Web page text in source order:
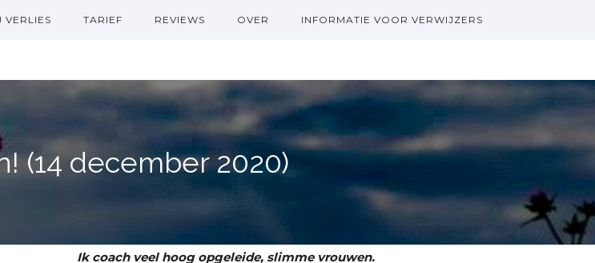
TARIEF REVIEWS OVER INFORMATIE VOOR VERWIJZERS
(14 december 2020)
Ik coach veel hoog opgeleide, slimme vrouwen.